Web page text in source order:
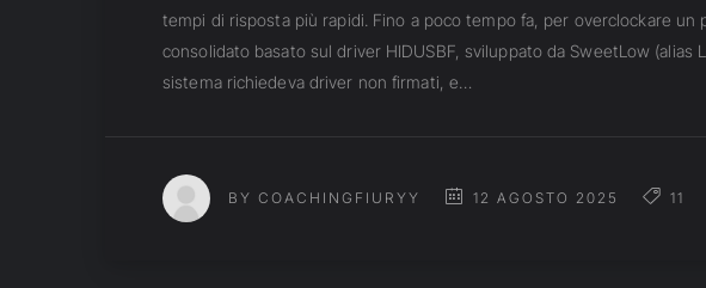
tempi di risposta più rapidi. Fino a poco tempo fa, per overclockare un
consolidato basato sul driver HIDUSBF, sviluppato da SweetLow (alias
sistema richiedeva driver non firmati, e…
BY COACHINGFIURYY 12 AGOSTO 2025 11